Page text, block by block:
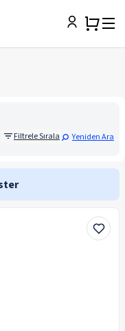
Filtrele Sırala Yeniden Ara